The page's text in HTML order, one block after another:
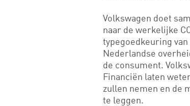
Volkswagen doet
naar de werkelijke
typegoedkeuring
Nederlandse
de consument.
Financiën laten
zullen nemen en de
te leggen.